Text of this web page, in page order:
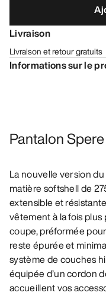
Livraison
Livraison et retour gratuits
Informations sur le
Pantalon
La nouvelle version
matière softshell de
extensible et
vêtement à la fois
coupe, préformée
reste épurée et
système de couches
équipée d’un cordon
accueillent vos